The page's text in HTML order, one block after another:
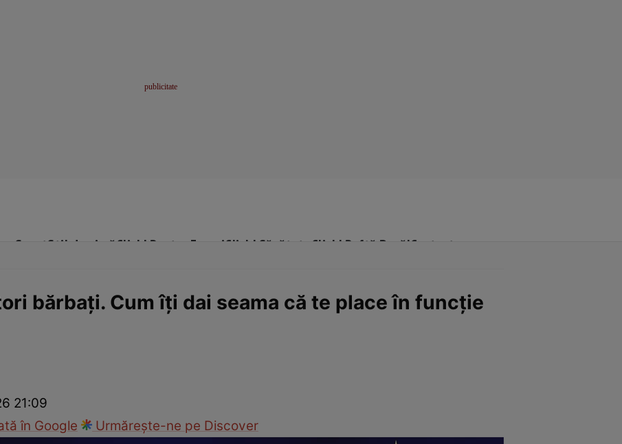
SportStil de viațăClick! Pentru FemeiClick! Sănătate Click! Poftă Bună!Contact
bărbaţi. Cum îţi dai seama că te place în funcţie
21:09
în Google
Urmărește-ne pe Discover